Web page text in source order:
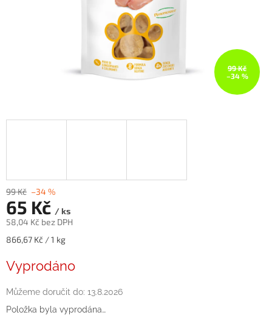
99 Kč
–34 %
99 Kč –34 %
65 Kč / ks
58,04 Kč bez DPH
Měrná
866,67 Kč / 1 kg
Vyprodáno
Můžeme doručit do: 13.8.2026
Položka byla vyprodána…